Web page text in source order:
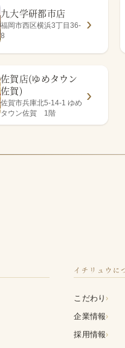
九大学研都市店
福岡市西区横浜3丁目36-
8
佐賀店(ゆめタウン
佐賀)
佐賀市兵庫北5-14-1 ゆめ
タウン佐賀 1階
イチリュウに
こだわり ›
企業情報›
採用情報›